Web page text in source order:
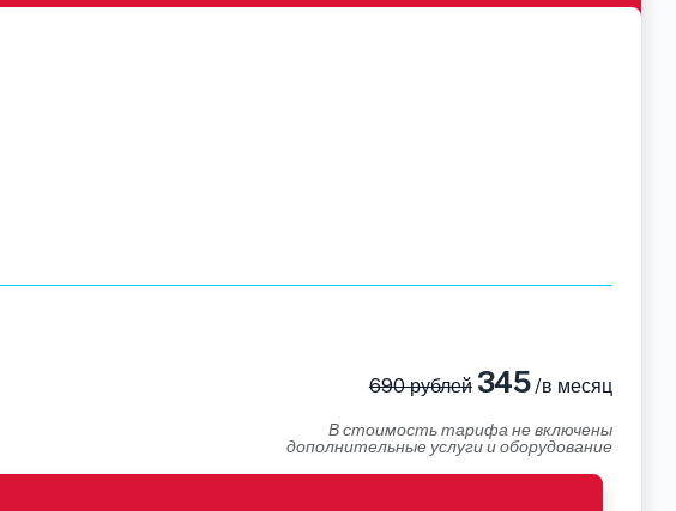
690 рублей345/в месяц
В стоимость тарифа не включены
дополнительные услуги и оборудование